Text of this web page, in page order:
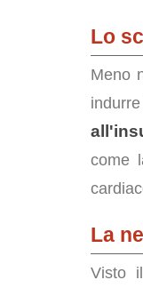
Lo
Meno
come
La
Visto